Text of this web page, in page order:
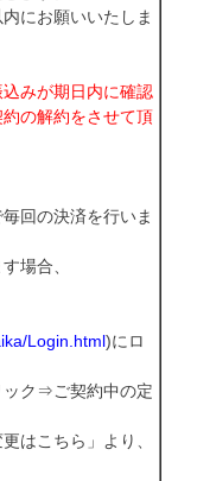
にお願いいたしま
みが期日内に確認
の解約をさせて頂
回の決済を行いま
場合、
Login.html)にロ
ック⇒ご契約中の定
はこちら」より、